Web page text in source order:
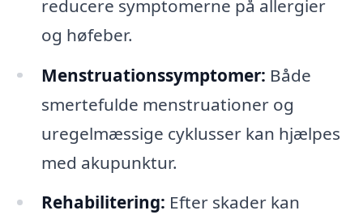
reducere symptomerne på allergier
og høfeber.
Menstruationssymptomer: Både
smertefulde menstruationer og
uregelmæssige cyklusser kan hjælpes
med akupunktur.
Rehabilitering: Efter skader kan